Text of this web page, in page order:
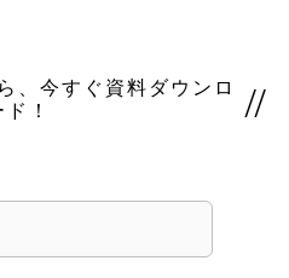
、今すぐ資料ダウンロ
ド！
//